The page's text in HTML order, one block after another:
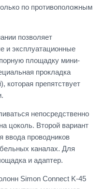
по противоположным
позволяет
и эксплуатационные
площадку мини-
прокладка
которая препятствует
непосредственно
цоколь. Второй вариант
ввода проводников
каналах. Для
и адаптер.
Simon Connect K-45